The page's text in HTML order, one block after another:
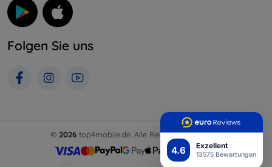
4.6 Exzellent
13575 Bewertungen
Folgen Sie uns
© 2026 top4mobile.de. Alle Rechte vorbehalten.